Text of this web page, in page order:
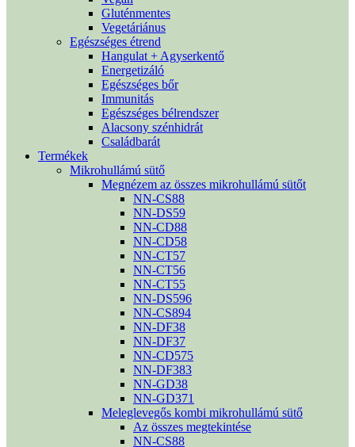
Gluténmentes
Vegetáriánus
Egészséges étrend
Hangulat + Agyserkentő
Energetizáló
Egészséges bőr
Immunitás
Egészséges bélrendszer
Alacsony szénhidrát
Családbarát
Termékek
Mikrohullámú sütő
Megnézem az összes mikrohullámú sütőt
NN-CS88
NN-DS59
NN-CD88
NN-CD58
NN-CT57
NN-CT56
NN-CT55
NN-DS596
NN-CS894
NN-DF38
NN-DF37
NN-CD575
NN-DF383
NN-GD38
NN-GD371
Meleglevegős kombi mikrohullámú sütő
Az összes megtekintése
NN-CS88